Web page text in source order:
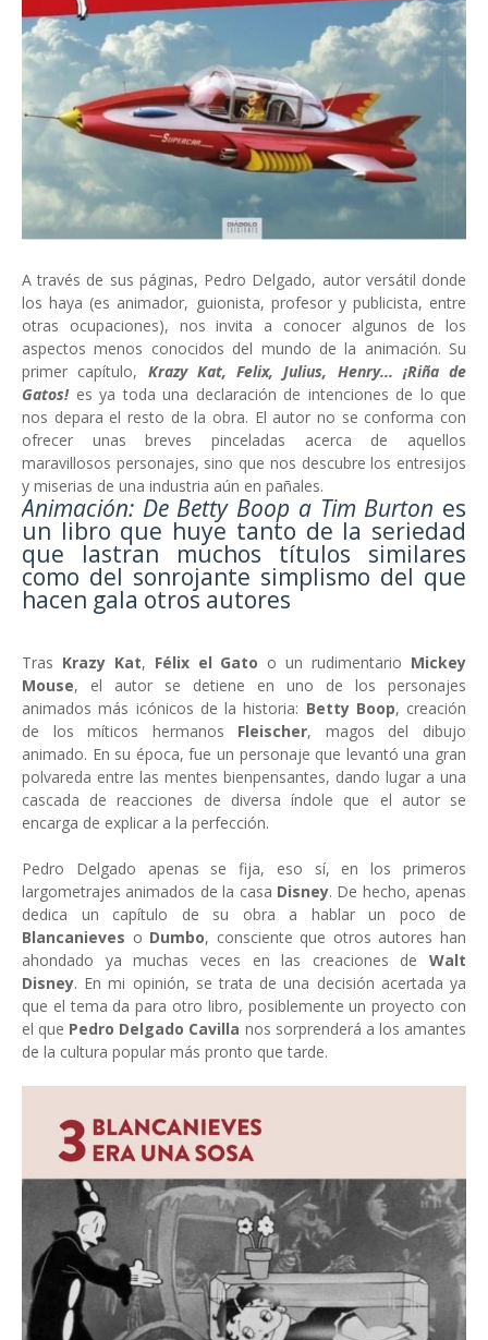
A través de sus páginas, Pedro Delgado, autor versátil donde
los haya (es animador, guionista, profesor y publicista, entre
otras ocupaciones), nos invita a conocer algunos de los
aspectos menos conocidos del mundo de la animación. Su
primer capítulo, Krazy Kat, Felix, Julius, Henry... ¡Riña de
Gatos!es ya toda una declaración de intenciones de lo que
nos depara el resto de la obra. El autor no se conforma con
ofrecer unas breves pinceladas acerca de aquellos
maravillosos personajes, sino que nos descubre los entresijos
y miserias de una industria aún en pañales.
Animación: De Betty Boop a Tim Burton es
un libro que huye tanto de la seriedad
que lastran muchos títulos similares
como del sonrojante simplismo del que
hacen gala otros autores
Tras Krazy Kat, Félix el Gato o un rudimentario Mickey
Mouse, el autor se detiene en uno de los personajes
animados más icónicos de la historia: Betty Boop, creación
de los míticos hermanos Fleischer, magos del dibujo
animado. En su época, fue un personaje que levantó una gran
polvareda entre las mentes bienpensantes, dando lugar a una
cascada de reacciones de diversa índole que el autor se
encarga de explicar a la perfección.
Pedro Delgado apenas se fija, eso sí, en los primeros
largometrajes animados de la casa Disney. De hecho, apenas
dedica un capítulo de su obra a hablar un poco de
Blancanieves o Dumbo, consciente que otros autores han
ahondado ya muchas veces en las creaciones de Walt
Disney. En mi opinión, se trata de una decisión acertada ya
que el tema da para otro libro, posiblemente un proyecto con
el que Pedro Delgado Cavilla nos sorprenderá a los amantes
de la cultura popular más pronto que tarde.